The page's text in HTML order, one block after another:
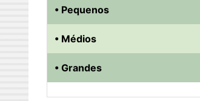
• Pequenos
• Médios
• Grandes